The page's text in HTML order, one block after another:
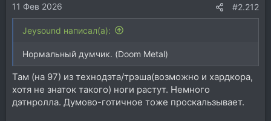
11 Фев 2026 #2.212
Jeysound написал(а):
Нормальный думчик. (Doom Metal)
Там (на 97) из технодэта/трэша(возможно и хардкора,
хотя не знаток такого) ноги растут. Немного
дэтнролла. Думово-готичное тоже проскальзывает.